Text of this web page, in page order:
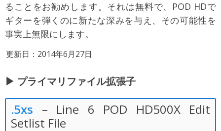
ることをお勧めします。それは無料で、POD HDで
ギターを弾くのに新たな深みを与え、その可能性を
事実上無限にします。
更新日：2014年6月27日
▶ プライマリファイル拡張子
.5xs – Line 6 POD HD500X Edit
Setlist File